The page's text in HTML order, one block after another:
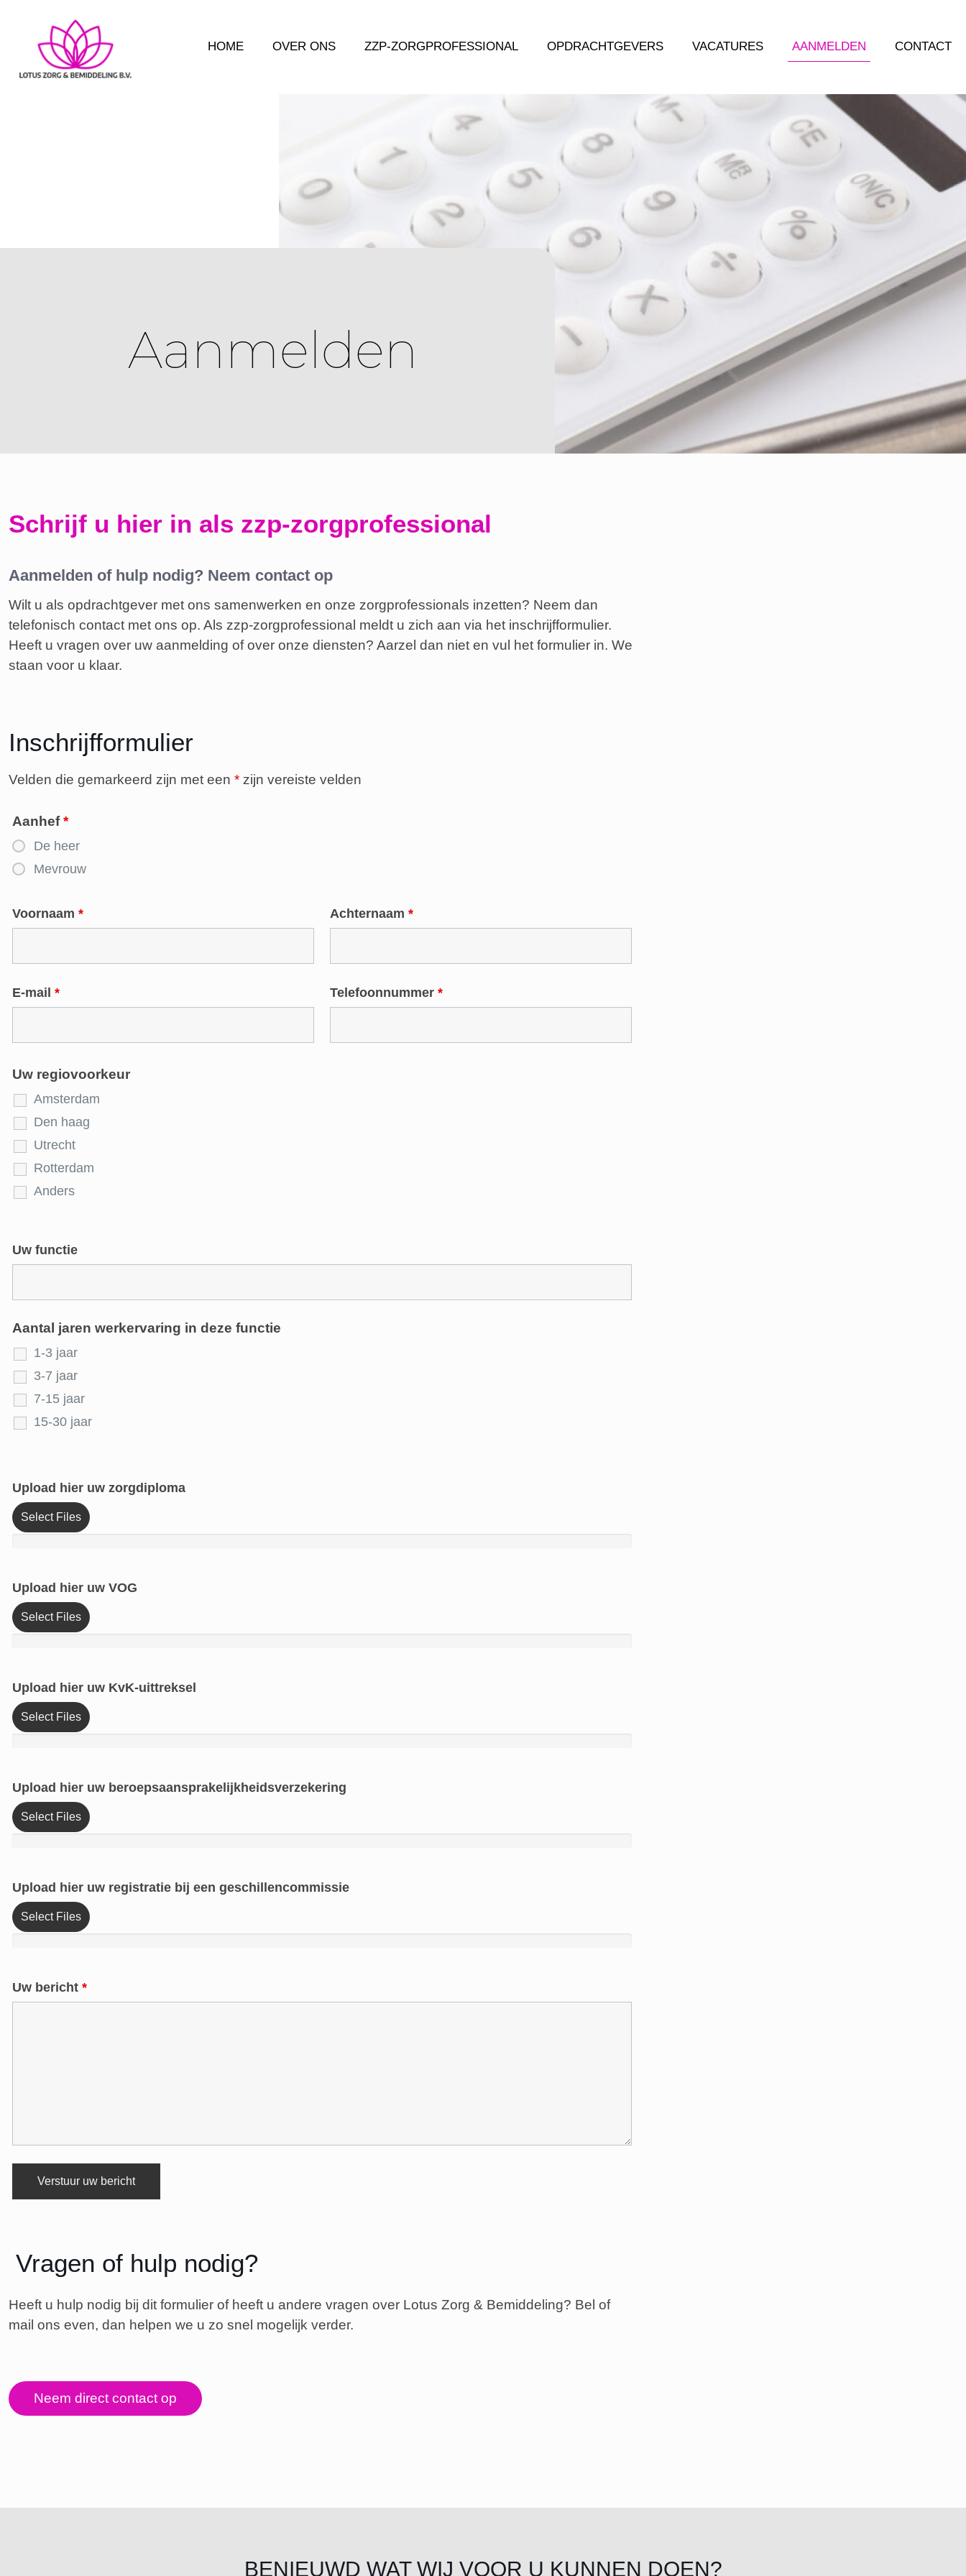
HOME OVER ONS ZZP-ZORGPROFESSIONAL OPDRACHTGEVERS VACATURES AANMELDEN CONTACT
Aanmelden
Schrijf u hier in als zzp-zorgprofessional
Aanmelden of hulp nodig? Neem contact op
Wilt u als opdrachtgever met ons samenwerken en onze zorgprofessionals inzetten? Neem dan
telefonisch contact met ons op. Als zzp-zorgprofessional meldt u zich aan via het inschrijfformulier.
Heeft u vragen over uw aanmelding of over onze diensten? Aarzel dan niet en vul het formulier in. We
staan voor u klaar.
Inschrijfformulier
Velden die gemarkeerd zijn met een * zijn vereiste velden
Aanhef*
De heer
Mevrouw
Voornaam * Achternaam*
E-mail * Telefoonnummer*
Uw regiovoorkeur
Amsterdam
Den haag
Utrecht
Rotterdam
Anders
Uw functie
Aantal jaren werkervaring in deze functie
1-3 jaar
3-7 jaar
7-15 jaar
15-30 jaar
Upload hier uw zorgdiploma
Select Files
Upload hier uw VOG
Select Files
Upload hier uw KvK-uittreksel
Select Files
Upload hier uw beroepsaansprakelijkheidsverzekering
Select Files
Upload hier uw registratie bij een geschillencommissie
Select Files
Uw bericht *
Vragen of hulp nodig?
Heeft u hulp nodig bij dit formulier of heeft u andere vragen over Lotus Zorg & Bemiddeling? Bel of
mail ons even, dan helpen we u zo snel mogelijk verder.
Neem direct contact op
BENIEUWD WAT WIJ VOOR U KUNNEN DOEN?